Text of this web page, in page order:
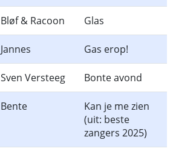
Bløf & Racoon Glas
Jannes Gas erop!
Sven Versteeg Bonte avond
Bente
Kan je me zien
(uit: beste
zangers 2025)